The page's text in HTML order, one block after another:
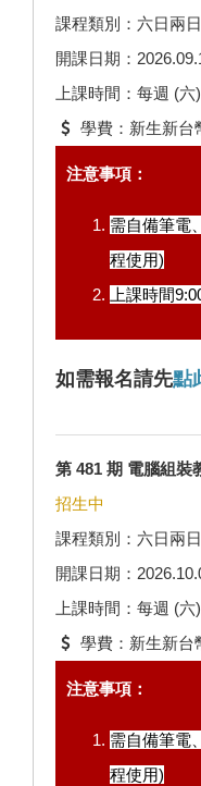
課程類別：六日兩
開課日期：
上課時間：每週 (
學費：新生新台
注意事項：
需自備筆電
程使用)
上課時間
如需報名請先點
第 481 期 電腦組裝
招生中
課程類別：六日兩
開課日期：
上課時間：每週 (
學費：新生新台
注意事項：
需自備筆電
程使用)